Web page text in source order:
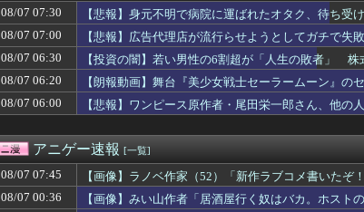
女性セブンにイケメン棋士”S6”が登場 渡辺明九段大激怒😤👎👎
非現実的なリベラル政策をゴリ押しした東京大学、貯金から無駄
イオンモール熊本の爆発「配管が損傷しガス漏れ、着火した可能
インドネシア「高速鉄道！」中国「大赤字！」インドネシア「運
【悲報】なろう系のせいでアニメ後進国になったと言っても過言
【悲報】 TUBE、ついに通じない世代が現れる
韓国人「意外に日本との関係が深い地球の裏側の国がこちらです
「歴代で最も偉大なバスケ選手は誰か？」アンケートでマイケル
ランプ肝入りの「戦艦トランプ」、一隻作るのに4兆円かかる模様
【画像】元NMBアイドルさん、表情もカラダもS♡X女になってし
意識高い系のラーメン行ったら無茶苦茶だった...
高市内閣の政策を妨害しまくった財務省の大物官僚、本来ならエ
08/07 07:30
【悲報】身元不明で病院に運ばれたオタク、待ち受
08/07 07:00
【悲報】広告代理店が流行らせようとしてガチで
08/07 06:30
【投資の闇】若い男性の6割超が「人生の敗者」 株
08/07 06:20
【朗報動画】舞台『美少女戦士セーラームーン』の
08/07 06:00
【悲報】ワンピース原作者・尾田栄一郎さん、他の
アニゲー速報 [一覧]
08/07 07:45
【画像】ラノベ作家（52）「新作ラブコメ書いた
たれｗと話題に
08/07 00:36
【画像】みい山作者「居酒屋行く奴はバカ。ホスト